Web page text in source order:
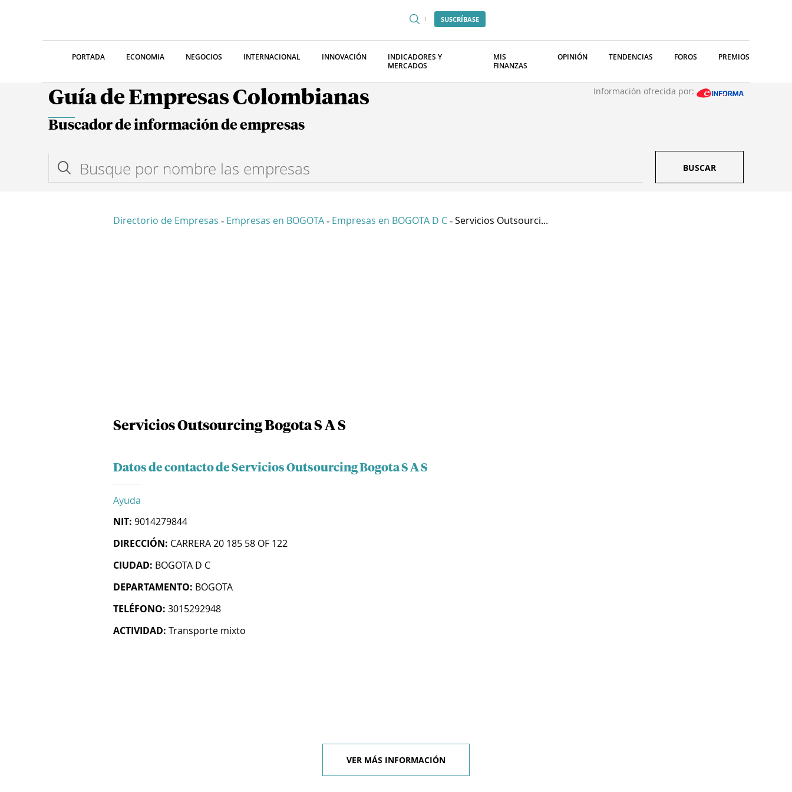
SUSCRÍBASE
PORTADA ECONOMIA NEGOCIOS INTERNACIONAL INNOVACIÓN
INDICADORES Y
MERCADOS
MIS
FINANZAS
OPINIÓN TENDENCIAS FOROS PREMIOS
Guía de Empresas Colombianas Información ofrecida por:
Buscador de información de empresas
BUSCAR
Directorio de Empresas - Empresas en BOGOTA - Empresas en BOGOTA D C - Servicios Outsourci...
Servicios Outsourcing Bogota S A S
Datos de contacto de Servicios Outsourcing Bogota S A S
Ayuda
NIT: 9014279844
DIRECCIÓN: CARRERA 20 185 58 OF 122
CIUDAD: BOGOTA D C
DEPARTAMENTO: BOGOTA
TELÉFONO: 3015292948
ACTIVIDAD: Transporte mixto
VER MÁS INFORMACIÓN